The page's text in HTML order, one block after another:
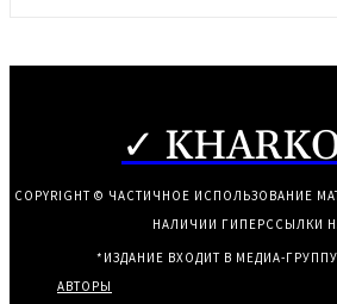
✓
COPYRIGHT © ЧАСТИЧНОЕ ИСПОЛЬЗОВАНИЕ
НАЛИЧИИ ГИПЕРССЫЛКИ
*ИЗДАНИЕ ВХОДИТ В МЕДИА-ГРУППУ
АВТОРЫ